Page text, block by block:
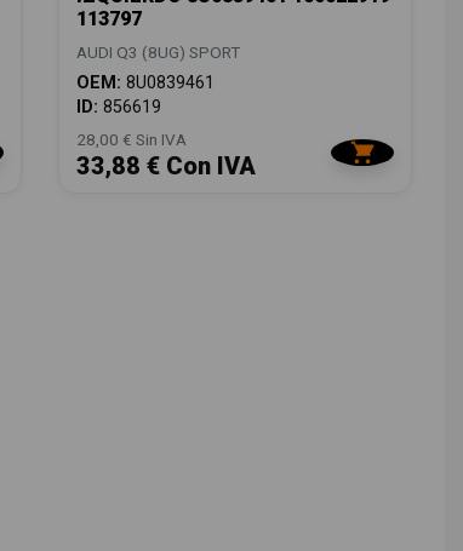
113797
AUDI Q3 (8UG) SPORT
OEM: 8U0839461
ID: 856619
28,00 € Sin IVA
33,88 € Con IVA